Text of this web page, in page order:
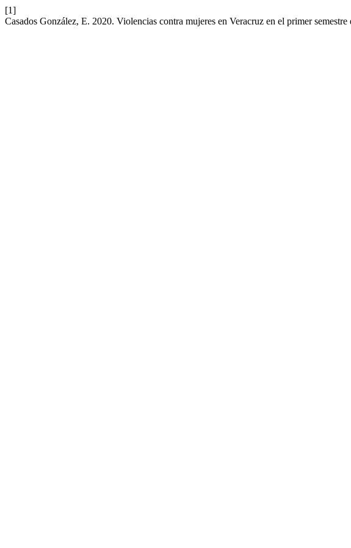
[1]
Casados González, E. 2020. Violencias contra mujeres en Veracruz en el primer semestre